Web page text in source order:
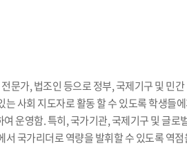
문가, 법조인 등으로 정부, 국제기구 및 민간
는 사회 지도자로 활동 할 수 있도록 학생들
운영함. 특히, 국가기관, 국제기구 및 글로
서 국가리더로 역량을 발휘할 수 있도록 역